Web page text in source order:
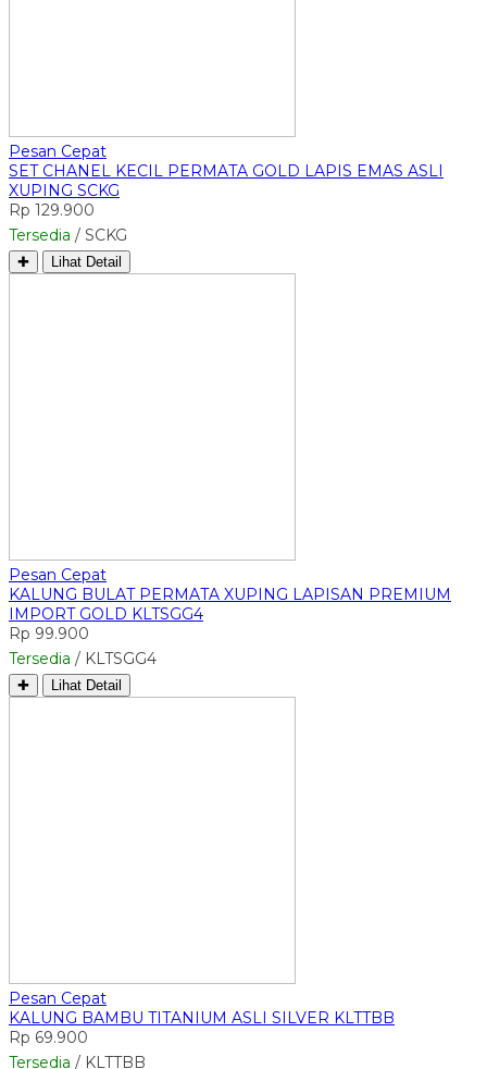
Pesan Cepat
SET CHANEL KECIL PERMATA GOLD LAPIS EMAS ASLI
XUPING SCKG
Rp 129.900
Tersedia / SCKG
✚ Lihat Detail
Pesan Cepat
KALUNG BULAT PERMATA XUPING LAPISAN PREMIUM
IMPORT GOLD KLTSGG4
Rp 99.900
Tersedia / KLTSGG4
✚ Lihat Detail
Pesan Cepat
KALUNG BAMBU TITANIUM ASLI SILVER KLTTBB
Rp 69.900
Tersedia / KLTTBB